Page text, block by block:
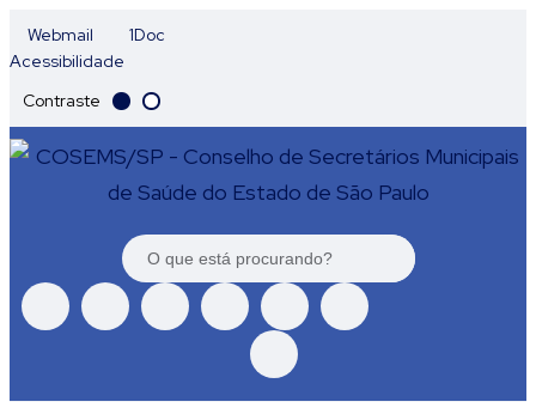
Webmail
1Doc
Acessibilidade
Contraste